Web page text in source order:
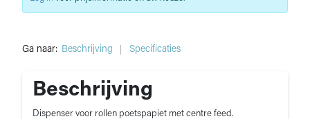
Ga naar: Beschrijving Specificaties
Beschrijving
Dispenser voor rollen poetspapiet met centre feed.